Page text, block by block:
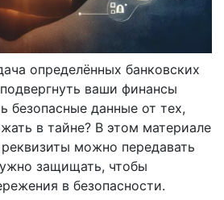
определённых банковских
ваши финансы
безопасные данные от тех,
в тайне? В этом материале
можно передавать
защищать, чтобы
в безопасности.